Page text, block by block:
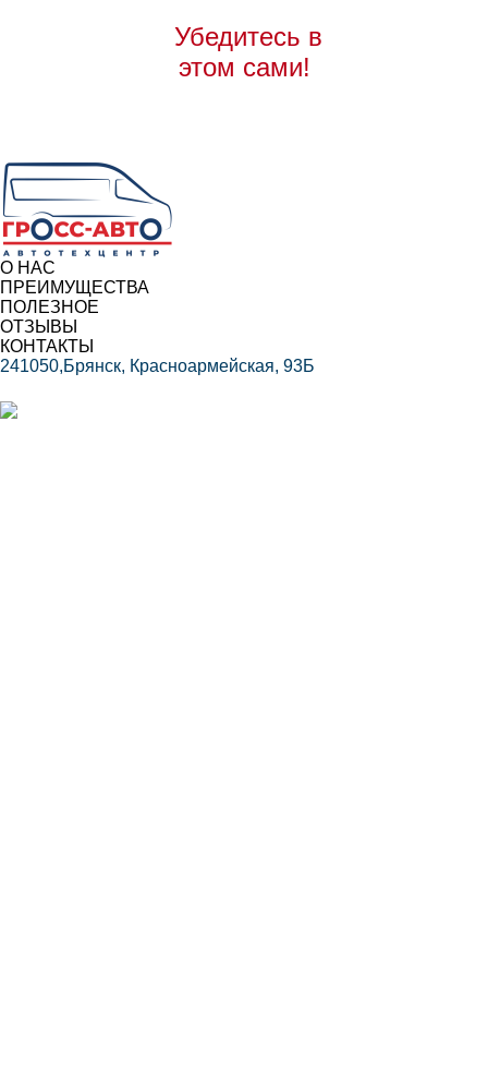
Убедитесь в
этом сами!
О НАС
ПРЕИМУЩЕСТВА
ПОЛЕЗНОЕ
ОТЗЫВЫ
КОНТАКТЫ
241050,Брянск, Красноармейская, 93Б